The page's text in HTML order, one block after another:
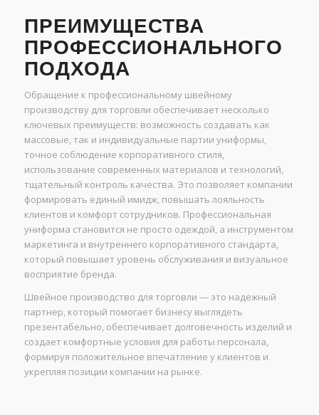
ПРЕИМУЩЕСТВА
ПРОФЕССИОНАЛЬНОГО
ПОДХОДА
Обращение к профессиональному швейному
производству для торговли обеспечивает несколько
ключевых преимуществ: возможность создавать как
массовые, так и индивидуальные партии униформы,
точное соблюдение корпоративного стиля,
использование современных материалов и технологий,
тщательный контроль качества. Это позволяет компании
формировать единый имидж, повышать лояльность
клиентов и комфорт сотрудников. Профессиональная
униформа становится не просто одеждой, а инструментом
маркетинга и внутреннего корпоративного стандарта,
который повышает уровень обслуживания и визуальное
восприятие бренда.
Швейное производство для торговли — это надежный
партнер, который помогает бизнесу выглядеть
презентабельно, обеспечивает долговечность изделий и
создает комфортные условия для работы персонала,
формируя положительное впечатление у клиентов и
укрепляя позиции компании на рынке.